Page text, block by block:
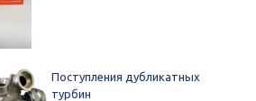
Поступления дубликатных
турбин